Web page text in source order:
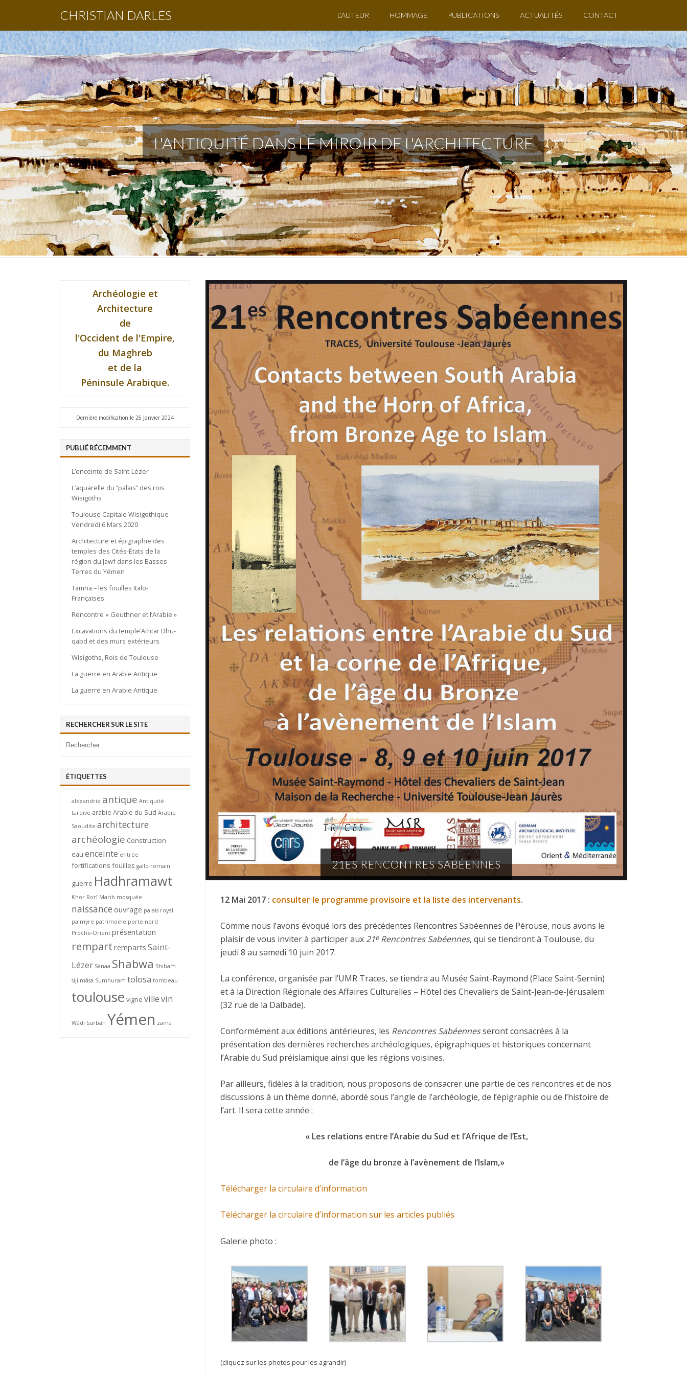
CHRISTIAN DARLES L’AUTEUR HOMMAGE PUBLICATIONS ACTUALITÉS CONTACT
L'ANTIQUITÉ DANS LE MIROIR DE L'ARCHITECTURE
21ES RENCONTRES SABÉENNES
12 Mai 2017 : consulter le programme provisoire et la liste des intervenants.
Comme nous l’avons évoqué lors des précédentes Rencontres Sabéennes de Pérouse, nous avons le
plaisir de vous inviter à participer aux 21eRencontres Sabéennes, qui se tiendront à Toulouse, du
jeudi 8 au samedi 10 juin 2017.
La conférence, organisée par l’UMR Traces, se tiendra au Musée Saint-Raymond (Place Saint-Sernin)
et à la Direction Régionale des Affaires Culturelles – Hôtel des Chevaliers de Saint-Jean-de-Jérusalem
(32 rue de la Dalbade).
Conformément aux éditions antérieures, les Rencontres Sabéennesseront consacrées à la
présentation des dernières recherches archéologiques, épigraphiques et historiques concernant
l’Arabie du Sud préislamique ainsi que les régions voisines.
Par ailleurs, fidèles à la tradition, nous proposons de consacrer une partie de ces rencontres et de nos
discussions à un thème donné, abordé sous l’angle de l’archéologie, de l’épigraphie ou de l’histoire de
l’art. Il sera cette année :
« Les relations entre l’Arabie du Sud et l’Afrique de l’Est,
de l’âge du bronze à l’avènement de l’Islam,»
Télécharger la circulaire d’information
Télécharger la circulaire d’information sur les articles publiés
Galerie photo :
(cliquez sur les photos pour les agrandir)
Archéologie et
Architecture
de
l'Occident de l'Empire,
du Maghreb
et de la
Péninsule Arabique.
Dernière modification le 25 Janvier 2024
PUBLIÉ RÉCEMMENT
L’enceinte de Saint-Lézer
L’aquarelle du “palais” des rois
Wisigoths
Toulouse Capitale Wisigothique –
Vendredi 6 Mars 2020
Architecture et épigraphie des
temples des Cités-États de la
région du Jawf dans les Basses-
Terres du Yémen
Tamna – les fouilles Italo-
Françaises
Rencontre « Geuthner et l’Arabie »
Excavations du temple’Athtar Dhu-
qabd et des murs extérieurs
Wisigoths, Rois de Toulouse
La guerre en Arabie Antique
La guerre en Arabie Antique
RECHERCHER SUR LE SITE
ÉTIQUETTES
alexandrie antique Antiquité
tardive arabie Arabie du Sud Arabie
Saoudite architecture
archéologie Construction
eau enceinte entrée
fortifications fouilles gallo-romain
guerre Hadhramawt
Khor Rorî Marib mosquée
naissance ouvrage palais royal
palmyre patrimoine porte nord
Proche-Orient présentation
rempart remparts Saint-
Lézer Sanaa Shabwa Shibam
sijilmâsa Sumhuram tolosa tombeau
toulouse vigne villevin
Wâdi Surbân Yémen zama